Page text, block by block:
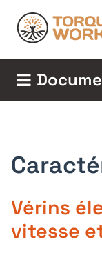
Vérins
vitesse